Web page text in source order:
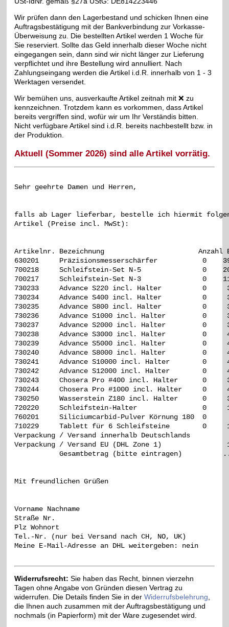
Wir prüfen dann den Lagerbestand und schicken Ihnen eine
Auftragsbestätigung mit der Bankverbindung zur Vorkasse-
Überweisung zu. Die bestellten Artikel werden 1 Woche für
Sie reserviert. Sollte das Geld innerhalb dieser Woche nicht
eingegangen sein, dann sind wir nicht länger zur Lieferung
verpflichtet und ihre Bestellung wird annulliert. Nach
Zahlungseingang werden die Artikel i.d.R. innerhalb von 1 - 3
Werktagen versendet.
Wir bemühen uns, ausverkaufte Artikel zeitnah mit ❌ zu
kennzeichnen. Trotzdem kann es vorkommen, dass Artikel
bereits vergriffen sind, wofür wir um Ihr Verständis bitten.
Nicht verfügbare Artikel sind i.d.R. bereits nachbestellt bzw. in
der Produktion.
Aktuell (Sommer 2026) sind alle Artikel vorrätig.
falls ab Lager lieferbar, bestelle ich hiermit
Artikelnr. Bezeichnung                       Anzahl
630201     Präzisionsmesserschärfer           0
700218     Schleifstein-Set N-5               0
700217     Schleifstein-Set N-3               0
730233     Advance S220 incl. Halter          0
730234     Advance S400 incl. Halter          0
730235     Advance S800 incl. Halter          0
730236     Advance S1000 incl. Halter         0
730237     Advance S2000 incl. Halter         0
730238     Advance S3000 incl. Halter         0
730239     Advance S5000 incl. Halter         0
730240     Advance S8000 incl. Halter         0
730241     Advance S10000 incl. Halter        0
730242     Advance S12000 incl. Halter        0
730243     Chosera Pro #400 incl. Halter      0
730244     Chosera Pro #1000 incl. Halter     0
730250     Wasserstein Z180 incl. Halter      0
720220     Schleifstein-Halter                0
760201     Siliciumcarbid-Pulver Körnung 180  0
710229     Tablett für 6 Schleifsteine        0
Verpackung / Versand innerhalb Deutschlands
Verpackung / Versand EU (DHL Zone 1)
Vorname Nachname
Straße Nr.
Plz Wohnort
Tel.-Nr. (nur bei Versand nach CH, NO, UK)
Widerrufsrecht: Sie haben das Recht, binnen vierzehn
Tagen ohne Angabe von Gründen diesen Vertrag zu
widerrufen. Die Details finden Sie in derWiderrufsbelehrung,
die Ihnen auch zusammen mit der Auftragsbestätigung und
nochmals (in Papierform) mit der Ware zugesendet wird.